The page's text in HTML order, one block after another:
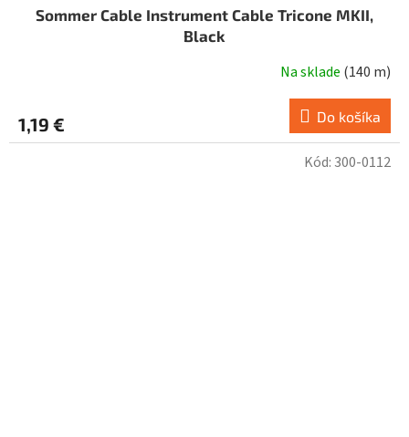
Sommer Cable Instrument Cable Tricone MKII,
Black
Na sklade (140 m)
1,19 € Do košíka
Kód: 300-0112